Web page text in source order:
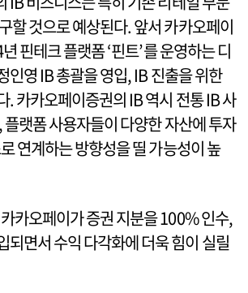
할 것으로 예상된다. 앞서 카카오페이
핀테크 플랫폼 ‘핀트’를 운영하는 디
인영 IB 총괄을 영입, IB 진출을 위한
. 카카오페이증권의 IB 역시 전통 IB 사
랫폼 사용자들이 다양한 자산에 투자
연계하는 방향성을 띨 가능성이 높
카오페이가 증권 지분을 100% 인수,
되면서 수익 다각화에 더욱 힘이 실릴